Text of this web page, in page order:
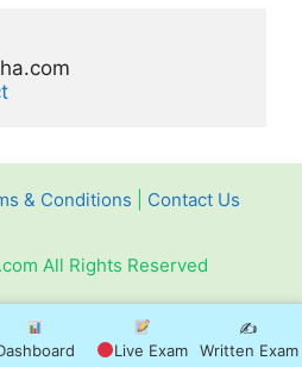
& Conditions Contact Us
All Rights Reserved
Live Exam
✍️
Written Exam